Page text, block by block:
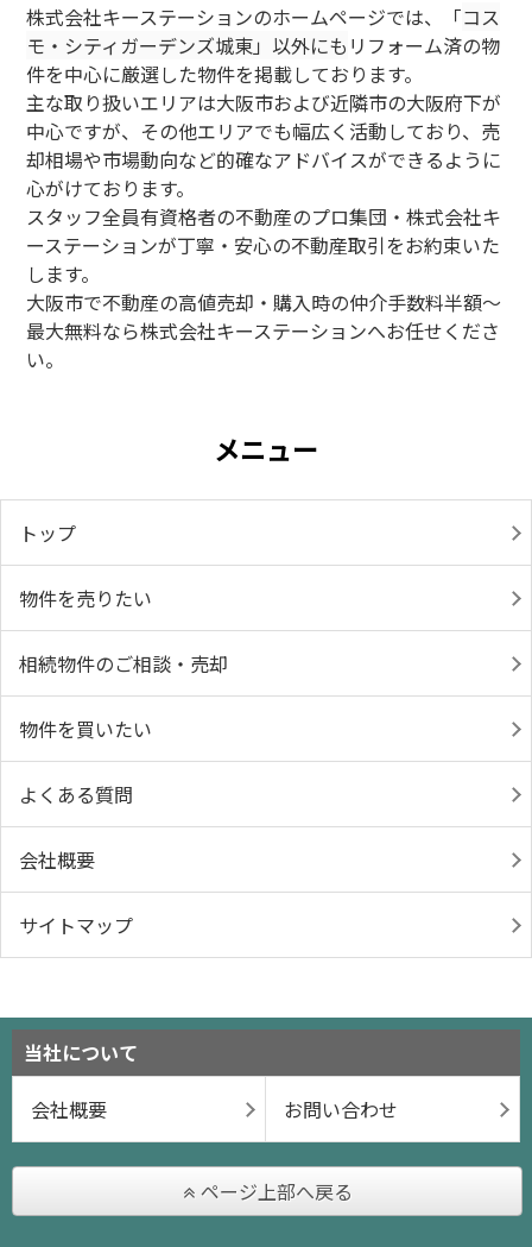
株式会社キーステーションのホームページでは、「コス
モ・シティガーデンズ城東」以外にも リフォーム済の物
件を中心に厳選した物件を掲載しております。
主な取り扱いエリアは大阪市および近隣市の大阪府下が
中心ですが、その他エリアでも幅広く活動しており、売
却相場や市場動向など的確なアドバイスができるように
心がけております。
スタッフ全員有資格者の不動産のプロ集団・株式会社キ
ーステーションが丁寧・安心の不動産取引をお約束いた
します。
大阪市で不動産の高値売却・購入時の仲介手数料半額～
最大無料なら株式会社キーステーションへお任せくださ
い。
メニュー
トップ
物件を売りたい
相続物件のご相談・売却
物件を買いたい
よくある質問
会社概要
サイトマップ
当社について
会社概要
お問い合わせ
ページ上部へ戻る